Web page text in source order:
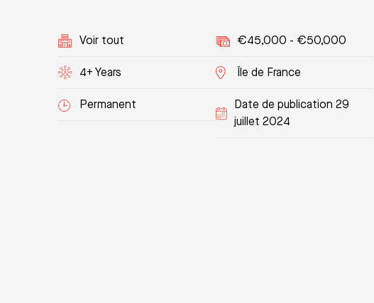
Voir tout €45,000 - €50,000
4+ Years Île de France
Permanent
Date de publication 29
juillet 2024